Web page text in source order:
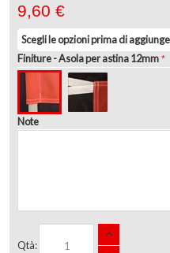
9,60 €
Scegli le opzioni prima di
Finiture- Asola per astina 12mm
Note
Qtà: